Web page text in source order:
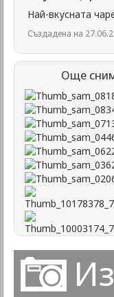
Най-вкусната
Създадена на
Още